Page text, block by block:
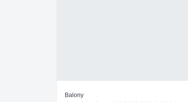
Balony